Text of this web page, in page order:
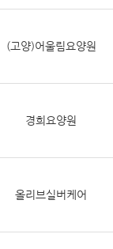
(고양)어울림요양원
경희요양원
올리브실버케어